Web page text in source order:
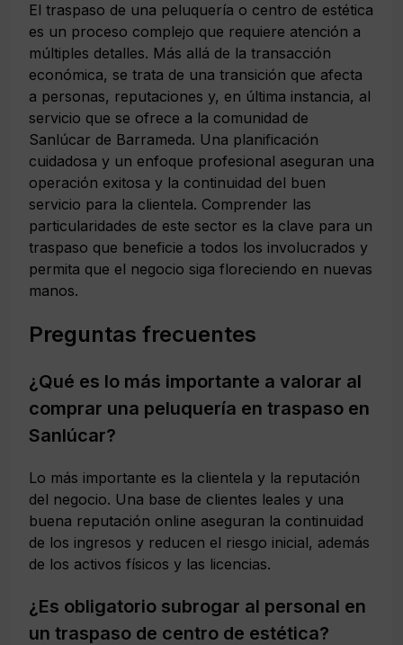
El traspaso de una peluquería o centro de estética
es un proceso complejo que requiere atención a
múltiples detalles. Más allá de la transacción
económica, se trata de una transición que afecta
a personas, reputaciones y, en última instancia, al
servicio que se ofrece a la comunidad de
Sanlúcar de Barrameda. Una planificación
cuidadosa y un enfoque profesional aseguran una
operación exitosa y la continuidad del buen
servicio para la clientela. Comprender las
particularidades de este sector es la clave para un
traspaso que beneficie a todos los involucrados y
permita que el negocio siga floreciendo en nuevas
manos.
Preguntas frecuentes
¿Qué es lo más importante a valorar al
comprar una peluquería en traspaso en
Sanlúcar?
Lo más importante es la clientela y la reputación
del negocio. Una base de clientes leales y una
buena reputación online aseguran la continuidad
de los ingresos y reducen el riesgo inicial, además
de los activos físicos y las licencias.
¿Es obligatorio subrogar al personal en
un traspaso de centro de estética?